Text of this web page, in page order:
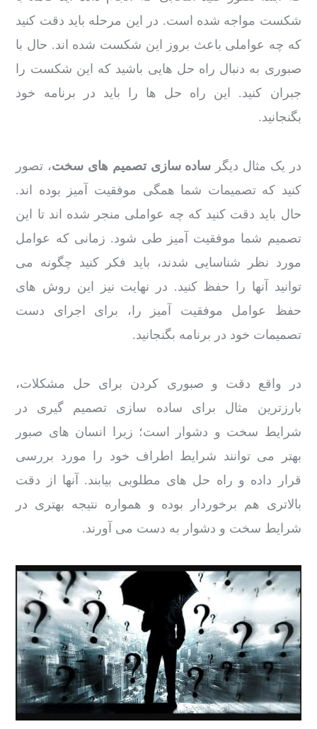
شکست مواجه شده است. در این مرحله باید دقت کنید
که چه عواملی باعث بروز این شکست شده اند. حال با
صبوری به دنبال راه حل هایی باشید که این شکست را
جبران کنید. این راه حل ها را باید در برنامه خود
بگنجانید.
در یک مثال دیگر ساده سازی تصمیم های سخت، تصور
کنید که تصمیمات شما همگی موفقیت آمیز بوده اند.
حال باید دقت کنید که چه عواملی منجر شده اند تا این
تصمیم شما موفقیت آمیز طی شود. زمانی که عوامل
مورد نظر شناسایی شدند، باید فکر کنید چگونه می
توانید آنها را حفظ کنید. در نهایت نیز این روش های
حفظ عوامل موفقیت آمیز را، برای اجرای دست
تصمیمات خود در برنامه بگنجانید.
در واقع دقت و صبوری کردن برای حل مشکلات،
بارزترین مثال برای ساده سازی تصمیم گیری در
شرایط سخت و دشوار است؛ زیرا انسان های صبور
بهتر می توانند شرایط اطراف خود را مورد بررسی
قرار داده و راه حل های مطلوبی بیابند. آنها از دقت
بالاتری هم برخوردار بوده و همواره نتیجه بهتری در
شرایط سخت و دشوار به دست می آورند.